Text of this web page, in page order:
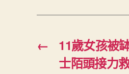
←
11歲女孩被
士陌頭接力